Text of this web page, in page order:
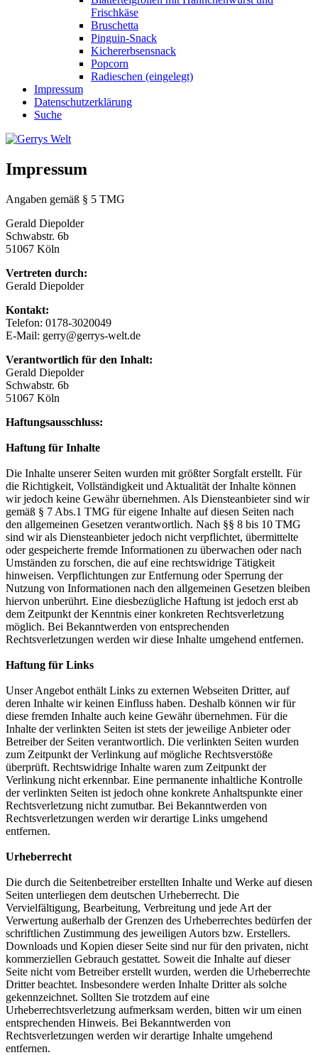
Frischkäse
Bruschetta
Pinguin-Snack
Kichererbsensnack
Popcorn
Radieschen (eingelegt)
Impressum
Datenschutzerklärung
Suche
Impressum
Angaben gemäß § 5 TMG
Gerald Diepolder
Schwabstr. 6b
51067 Köln
Vertreten durch:
Gerald Diepolder
Kontakt:
Telefon: 0178-3020049
E-Mail: gerry@gerrys-welt.de
Verantwortlich für den Inhalt:
Gerald Diepolder
Schwabstr. 6b
51067 Köln
Haftungsausschluss:
Haftung für Inhalte
Die Inhalte unserer Seiten wurden mit größter Sorgfalt erstellt. Für
die Richtigkeit, Vollständigkeit und Aktualität der Inhalte können
wir jedoch keine Gewähr übernehmen. Als Diensteanbieter sind wir
gemäß § 7 Abs.1 TMG für eigene Inhalte auf diesen Seiten nach
den allgemeinen Gesetzen verantwortlich. Nach §§ 8 bis 10 TMG
sind wir als Diensteanbieter jedoch nicht verpflichtet, übermittelte
oder gespeicherte fremde Informationen zu überwachen oder nach
Umständen zu forschen, die auf eine rechtswidrige Tätigkeit
hinweisen. Verpflichtungen zur Entfernung oder Sperrung der
Nutzung von Informationen nach den allgemeinen Gesetzen bleiben
hiervon unberührt. Eine diesbezügliche Haftung ist jedoch erst ab
dem Zeitpunkt der Kenntnis einer konkreten Rechtsverletzung
möglich. Bei Bekanntwerden von entsprechenden
Rechtsverletzungen werden wir diese Inhalte umgehend entfernen.
Haftung für Links
Unser Angebot enthält Links zu externen Webseiten Dritter, auf
deren Inhalte wir keinen Einfluss haben. Deshalb können wir für
diese fremden Inhalte auch keine Gewähr übernehmen. Für die
Inhalte der verlinkten Seiten ist stets der jeweilige Anbieter oder
Betreiber der Seiten verantwortlich. Die verlinkten Seiten wurden
zum Zeitpunkt der Verlinkung auf mögliche Rechtsverstöße
überprüft. Rechtswidrige Inhalte waren zum Zeitpunkt der
Verlinkung nicht erkennbar. Eine permanente inhaltliche Kontrolle
der verlinkten Seiten ist jedoch ohne konkrete Anhaltspunkte einer
Rechtsverletzung nicht zumutbar. Bei Bekanntwerden von
Rechtsverletzungen werden wir derartige Links umgehend
entfernen.
Urheberrecht
Die durch die Seitenbetreiber erstellten Inhalte und Werke auf diesen
Seiten unterliegen dem deutschen Urheberrecht. Die
Vervielfältigung, Bearbeitung, Verbreitung und jede Art der
Verwertung außerhalb der Grenzen des Urheberrechtes bedürfen der
schriftlichen Zustimmung des jeweiligen Autors bzw. Erstellers.
Downloads und Kopien dieser Seite sind nur für den privaten, nicht
kommerziellen Gebrauch gestattet. Soweit die Inhalte auf dieser
Seite nicht vom Betreiber erstellt wurden, werden die Urheberrechte
Dritter beachtet. Insbesondere werden Inhalte Dritter als solche
gekennzeichnet. Sollten Sie trotzdem auf eine
Urheberrechtsverletzung aufmerksam werden, bitten wir um einen
entsprechenden Hinweis. Bei Bekanntwerden von
Rechtsverletzungen werden wir derartige Inhalte umgehend
entfernen.